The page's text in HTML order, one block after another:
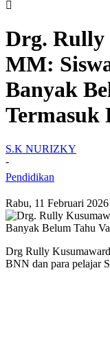
Drg. Rully
MM:
Banyak
S.K NURIZKY
-
Pendidikan
Rabu, 11 Februari
Drg Rully
BNN dan para pelajar